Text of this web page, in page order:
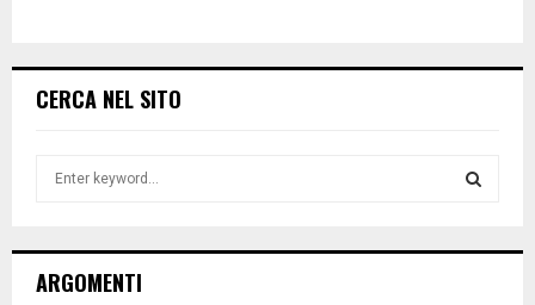
CERCA NEL SITO
h
ARGOMENTI